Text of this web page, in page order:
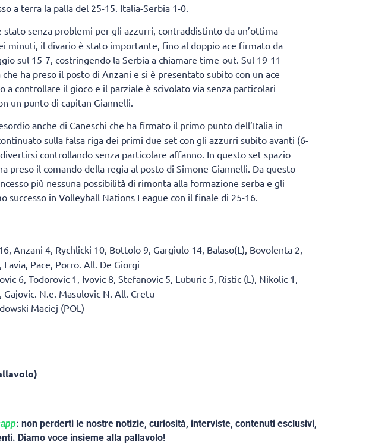
a terra la palla del 25-15. Italia-Serbia 1-0.
stato senza problemi per gli azzurri, contraddistinto da un’ottima
minuti, il divario è stato importante, fino al doppio ace firmato da
sul 15-7, costringendo la Serbia a chiamare time-out. Sul 19-11
ha preso il posto di Anzani e si è presentato subito con un ace
a controllare il gioco e il parziale è scivolato via senza particolari
un punto di capitan Giannelli.
anche di Caneschi che ha firmato il primo punto dell’Italia in
sulla falsa riga dei primi due set con gli azzurri subito avanti (6-
controllando senza particolare affanno. In questo set spazio
preso il comando della regia al posto di Simone Giannelli. Da questo
più nessuna possibilità di rimonta alla formazione serba e gli
successo in Volleyball Nations League con il finale di 25-16.
Anzani 4, Rychlicki 10, Bottolo 9, Gargiulo 14, Balaso(L), Bovolenta 2,
Pace, Porro. All. De Giorgi
6, Todorovic 1, Ivovic 8, Stefanovic 5, Luburic 5, Ristic (L), Nikolic 1,
Gajovic. N.e. Masulovic N. All. Cretu
Maciej (POL)
: non perderti le nostre notizie, curiosità, interviste, contenuti esclusivi,
Diamo voce insieme alla pallavolo!